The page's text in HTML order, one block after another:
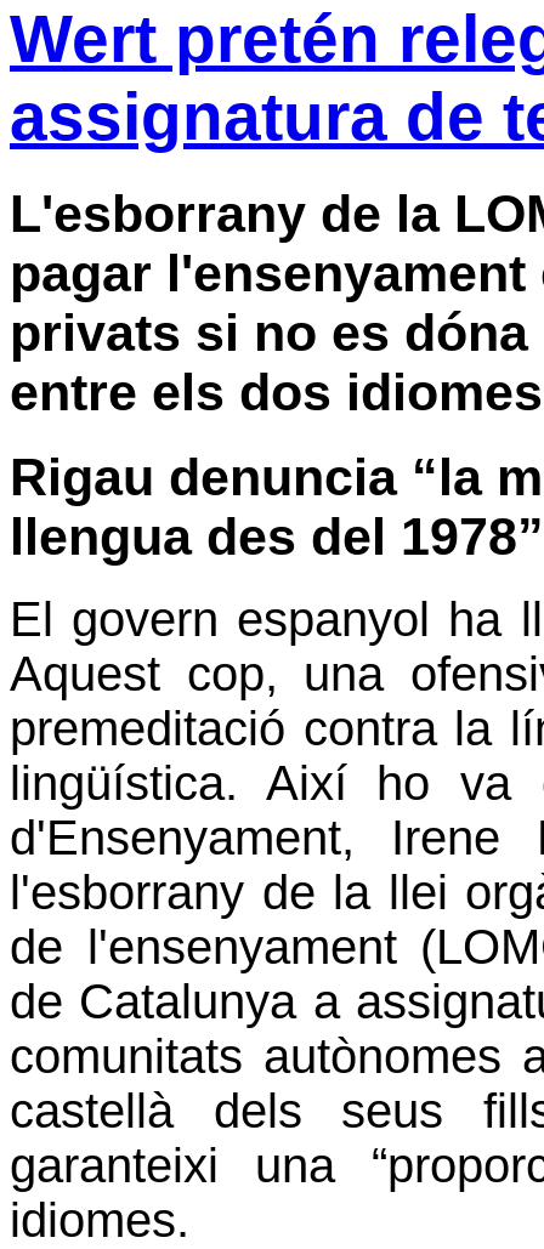
Wert pretén
assignatura de
L'esborrany de la
pagar
privats si no es
entre els dos idiomes
Rigau denuncia “la
llengua des del 1978”
El govern espanyol ha
Aquest cop, una
premeditació contra la
lingüística. Així ho va
d'Ensenyament,
l'esborrany de la llei
de l'ensenyament
de Catalunya a
comunitats autònomes
castellà dels seus
garanteixi una
idiomes.